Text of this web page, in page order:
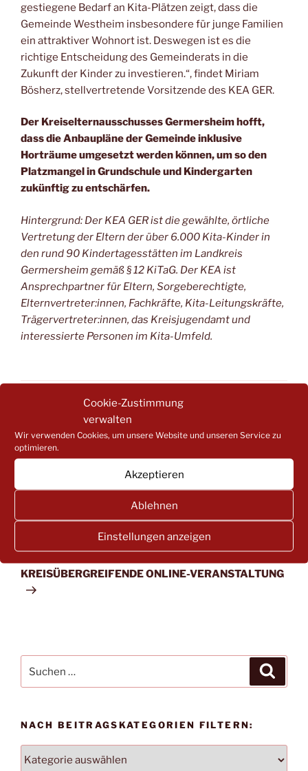
Cookie-Zustimmung
verwalten
Wir verwenden Cookies, um unsere Website und unseren Service zu
optimieren.
Akzeptieren
Ablehnen
Einstellungen anzeigen
gestiegene Bedarf an Kita-Plätzen zeigt, dass die
Gemeinde Westheim insbesondere für junge Familien
ein attraktiver Wohnort ist. Deswegen ist es die
richtige Entscheidung des Gemeinderats in die
Zukunft der Kinder zu investieren.“, findet Miriam
Bösherz, stellvertretende Vorsitzende des KEA GER.
Der Kreiselternausschusses Germersheim hofft,
dass die Anbaupläne der Gemeinde inklusive
Horträume umgesetzt werden können, um so den
Platzmangel in Grundschule und Kindergarten
zukünftig zu entschärfen.
Hintergrund: Der KEA GER ist die gewählte, örtliche
Vertretung der Eltern der über 6.000 Kita-Kinder in
den rund 90 Kindertagesstätten im Landkreis
Germersheim gemäß § 12 KiTaG. Der KEA ist
Ansprechpartner für Eltern, Sorgeberechtigte,
Elternvertreter:innen, Fachkräfte, Kita-Leitungskräfte,
Trägervertreter:innen, das Kreisjugendamt und
interessierte Personen im Kita-Umfeld.
KATEGORIEN
AKTUELLES,PRESSEMITTEILUNG
Beitragsnavigation
Wir dürfen nicht auf Wunder hoffen, wir müssen
selbst aktiv werden!
Nächster
Beitrag
WEITER
KREISÜBERGREIFENDE ONLINE-VERANSTALTUNG
nach:
NACH BEITRAGSKATEGORIEN FILTERN: